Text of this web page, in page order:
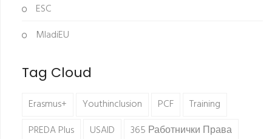
ESC
MladiEU
Tag Cloud
Erasmus+ Youthinclusion PCF
Training
PREDA Plus
USAID
365 Работнички Права